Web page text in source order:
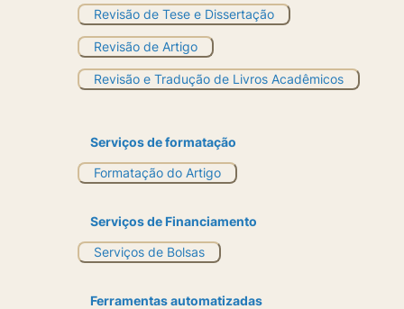
Revisão de Tese e Dissertação
Revisão de Artigo
Revisão e Tradução de Livros Acadêmicos
Serviços de formatação
Formatação do Artigo
Serviços de Financiamento
Serviços de Bolsas
Ferramentas automatizadas